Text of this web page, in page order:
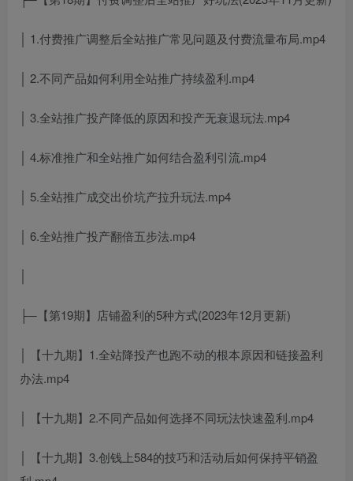
│ 1.付费推广调整后全站推广常见问题及付费流量布局.mp4
│ 2.不同产品如何利用全站推广持续盈利.mp4
│ 3.全站推广投产降低的原因和投产无衰退玩法.mp4
│ 4.标准推广和全站推广如何结合盈利引流.mp4
│ 5.全站推广成交出价坑产拉升玩法.mp4
│ 6.全站推广投产翻倍五步法.mp4
│
├─【第19期】店铺盈利的5种方式(2023年12月更新)
│ 【十九期】1.全站降投产也跑不动的根本原因和链接盈利
办法.mp4
│ 【十九期】2.不同产品如何选择不同玩法快速盈利.mp4
│ 【十九期】3.创钱上584的技巧和活动后如何保持平销盈